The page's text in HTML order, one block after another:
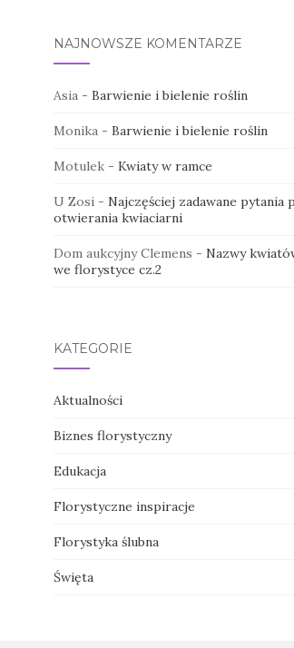
NAJNOWSZE KOMENTARZE
Asia- Barwienie i bielenie roślin
Monika- Barwienie i bielenie roślin
Motulek- Kwiaty w ramce
U Zosi- Najczęściej zadawane pytania
otwierania kwiaciarni
Dom aukcyjny Clemens - Nazwy
we florystyce cz.2
KATEGORIE
Aktualności
Biznes florystyczny
Edukacja
Florystyczne inspiracje
Florystyka ślubna
Święta